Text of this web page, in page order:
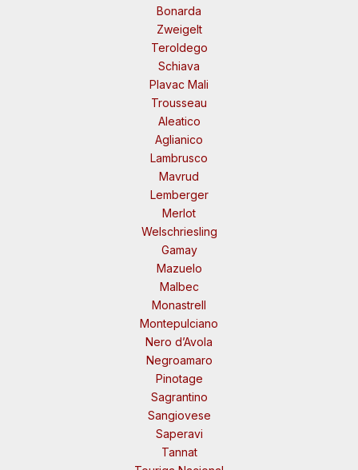
Bonarda
Zweigelt
Teroldego
Schiava
Plavac Mali
Trousseau
Aleatico
Aglianico
Lambrusco
Mavrud
Lemberger
Merlot
Welschriesling
Gamay
Mazuelo
Malbec
Monastrell
Montepulciano
Nero d’Avola
Negroamaro
Pinotage
Sagrantino
Sangiovese
Saperavi
Tannat